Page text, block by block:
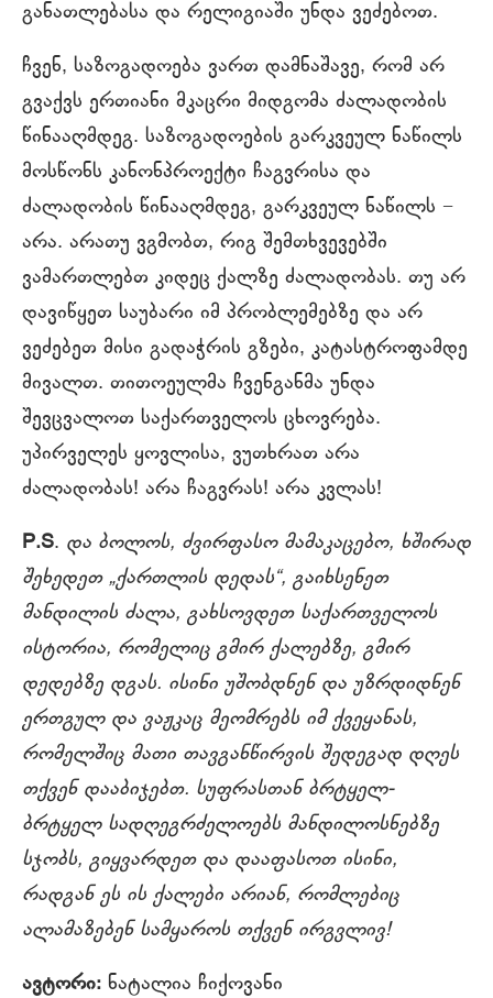
განათლებასა და რელიგიაში უნდა ვეძებოთ.
ჩვენ, საზოგადოება ვართ დამნაშავე, რომ არ
გვაქვს ერთიანი მკაცრი მიდგომა ძალადობის
წინააღმდეგ. საზოგადოების გარკვეულ ნაწილს
მოსწონს კანონპროექტი ჩაგვრისა და
ძალადობის წინააღმდეგ, გარკვეულ ნაწილს −
არა. არათუ ვგმობთ, რიგ შემთხვევებში
ვამართლებთ კიდეც ქალზე ძალადობას. თუ არ
დავიწყეთ საუბარი იმ პრობლემებზე და არ
ვეძებეთ მისი გადაჭრის გზები, კატასტროფამდე
მივალთ. თითოეულმა ჩვენგანმა უნდა
შევცვალოთ საქართველოს ცხოვრება.
უპირველეს ყოვლისა, ვუთხრათ არა
ძალადობას! არა ჩაგვრას! არა კვლას!
P.S. და ბოლოს, ძვირფასო მამაკაცებო, ხშირად
შეხედეთ „ქართლის დედას“, გაიხსენეთ
მანდილის ძალა, გახსოვდეთ საქართველოს
ისტორია, რომელიც გმირ ქალებზე, გმირ
დედებზე დგას. ისინი უშობდნენ და უზრდიდნენ
ერთგულ და ვაჟკაც მეომრებს იმ ქვეყანას,
რომელშიც მათი თავგანწირვის შედეგად დღეს
თქვენ დააბიჯებთ. სუფრასთან ბრტყელ-
ბრტყელ სადღეგრძელოებს მანდილოსნებზე
სჯობს, გიყვარდეთ და დააფასოთ ისინი,
რადგან ეს ის ქალები არიან, რომლებიც
ალამაზებენ სამყაროს თქვენ ირგვლივ!
ავტორი: ნატალია ჩიქოვანი